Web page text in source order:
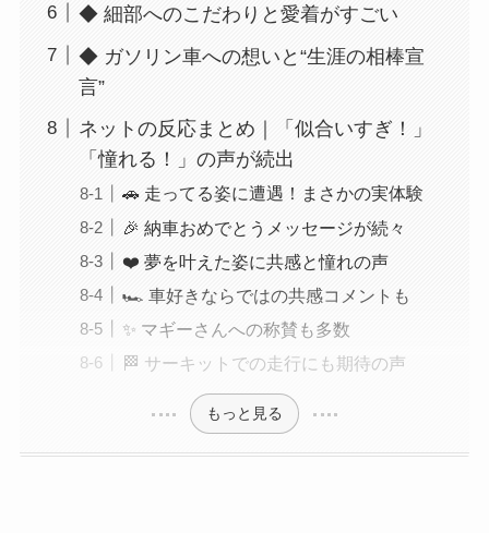
◆ 細部へのこだわりと愛着がすごい
◆ ガソリン車への想いと“生涯の相棒宣
言”
ネットの反応まとめ｜「似合いすぎ！」
「憧れる！」の声が続出
🚗 走ってる姿に遭遇！まさかの実体験
🎉 納車おめでとうメッセージが続々
❤️ 夢を叶えた姿に共感と憧れの声
🏎 車好きならではの共感コメントも
✨ マギーさんへの称賛も多数
🏁 サーキットでの走行にも期待の声
もっと見る